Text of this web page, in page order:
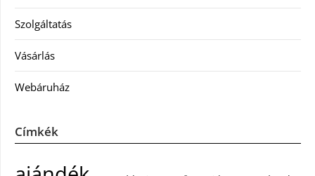
Szolgáltatás
Vásárlás
Webáruház
Címkék